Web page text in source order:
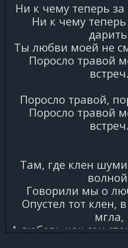
Hи к чему теперь
Hи к чему
Ты любви моей не
Поросло травой
встреч.
Поросло травой,
Поросло травой
встреч.
Там, где клен
Говорили мы о
Опустел тот клен,
мгла,
А любовь как сон